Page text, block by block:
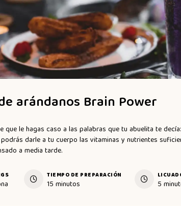
arándanos Brain Power
que le hagas caso a las palabras que tu abuelita te
podrás darle a tu cuerpo las vitaminas y nutrientes
a media tarde.
TIEMPO DE PREPARACIÓN
15 minutos 5